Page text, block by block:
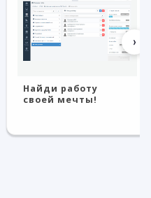
Найди работу
своей мечты!
›